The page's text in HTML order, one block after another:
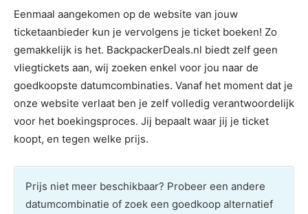
Eenmaal aangekomen op de website van jouw
ticketaanbieder kun je vervolgens je ticket boeken! Zo
gemakkelijk is het. BackpackerDeals.nl biedt zelf geen
vliegtickets aan, wij zoeken enkel voor jou naar de
goedkoopste datumcombinaties. Vanaf het moment dat je
onze website verlaat ben je zelf volledig verantwoordelijk
voor het boekingsproces. Jij bepaalt waar jij je ticket
koopt, en tegen welke prijs.
Prijs niet meer beschikbaar? Probeer een andere
datumcombinatie of zoek een goedkoop alternatief